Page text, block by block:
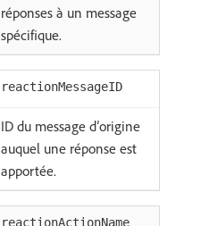
réponses à un message
spécifique.
reactionMessageID
ID du message d’origine
auquel une réponse est
apportée.
reactionActionName